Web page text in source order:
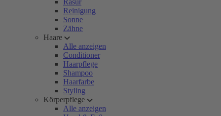
Rasur
Reinigung
Sonne
Zähne
Haare
Alle anzeigen
Conditioner
Haarpflege
Shampoo
Haarfarbe
Styling
Körperpflege
Alle anzeigen